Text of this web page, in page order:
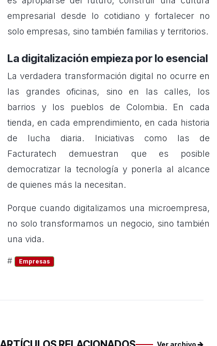
empresarial desde lo cotidiano y fortalecer no
solo empresas, sino también familias y territorios.
La digitalización empieza por lo esencial
La verdadera transformación digital no ocurre en
las grandes oficinas, sino en las calles, los
barrios y los pueblos de Colombia. En cada
tienda, en cada emprendimiento, en cada historia
de lucha diaria. Iniciativas como las de
Facturatech demuestran que es posible
democratizar la tecnología y ponerla al alcance
de quienes más la necesitan.
Porque cuando digitalizamos una microempresa,
no solo transformamos un negocio, sino también
una vida.
# Empresas